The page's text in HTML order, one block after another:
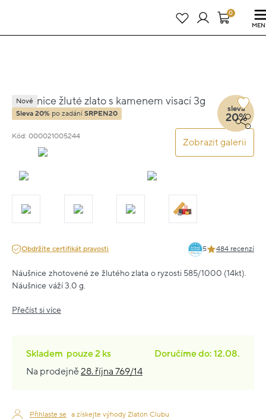
22 dní : 13h : 49m : 11s 0
Náušnice žluté zlato s kamenem visací 3g
1.5cm
Kód: 000021005244
Zobrazit galerii
Nové
Sleva 20% po zadání SRPEN20
sleva
20%
Obdržíte certifikát pravosti 5 484 recenzí
Náušnice zhotovené ze žlutého zlata o ryzosti 585/1000 (14kt).
Náušnice váží 3.0 g.
Přečíst si více
Skladem pouze2 ks
Doručíme do: 12.08.
Na prodejně28. října 769/14
Přihlaste se a získejte výhody Zlaton Clubu